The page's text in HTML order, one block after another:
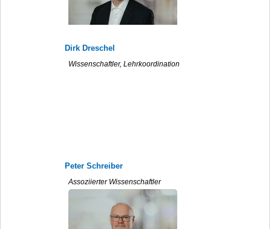
Dirk Dreschel
Wissenschaftler, Lehrkoordination
Peter Schreiber
Assoziierter Wissenschaftler